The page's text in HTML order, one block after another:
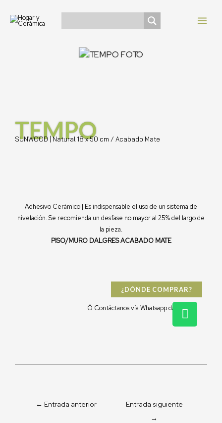
contenido
TEMPO
SUNWOOD | Natural 18 x 50 cm / Acabado Mate
Adhesivo Cerámico | Es indispensable el uso de un sistema de
nivelación. Se recomienda un desfase no mayor al 25% del largo de
la pieza.
PISO/MURO DALGRES ACABADO MATE
¿DÓNDE COMPRAR?
Ó Contáctanos vía Whatsapp dándo clic:
W
h
a
a
de
entradas
← Entrada anterior
Entrada siguiente
→